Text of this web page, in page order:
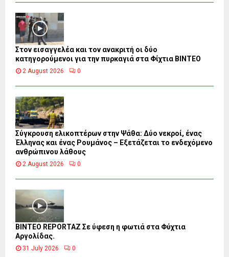
Στον εισαγγελέα και τον ανακριτή οι δύο
κατηγορούμενοι για την πυρκαγιά στα Φίχτια ΒΙΝΤΕΟ
2 August 2026 0
Σύγκρουση ελικοπτέρων στην Ψάθα: Δύο νεκροί, ένας
Έλληνας και ένας Ρουμάνος – Εξετάζεται το ενδεχόμενο
ανθρώπινου λάθους
2 August 2026 0
BINTEO REPORTAZ Σε ύφεση η φωτιά στα Φύχτια
Αργολίδας.
31 July 2026 0